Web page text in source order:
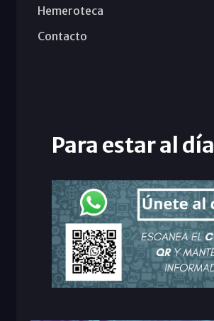
Hemeroteca
Contacto
Para estar al día